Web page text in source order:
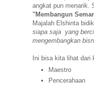
angkat pun menarik.
"Membangun
Majalah Elshinta
siapa saja yang
mengembangkan
Ini bisa kita lihat dari
Maestro
Pencerahaan